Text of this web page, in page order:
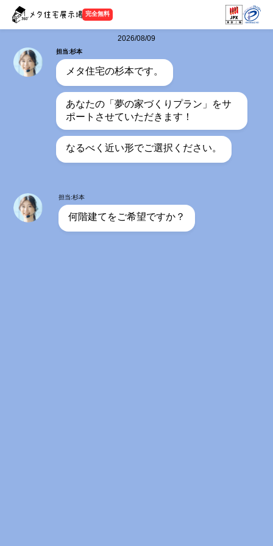
完全無料
2026/08/09
担当:杉本
メタ住宅の杉本です。
あなたの「夢の家づくりプラン」をサ
ポートさせていただきます！
なるべく近い形でご選択ください。
担当:杉本
何階建てをご希望ですか？